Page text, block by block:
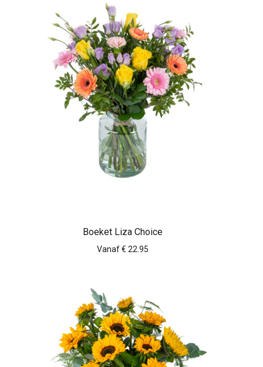
Boeket Liza Choice
Vanaf € 22.95